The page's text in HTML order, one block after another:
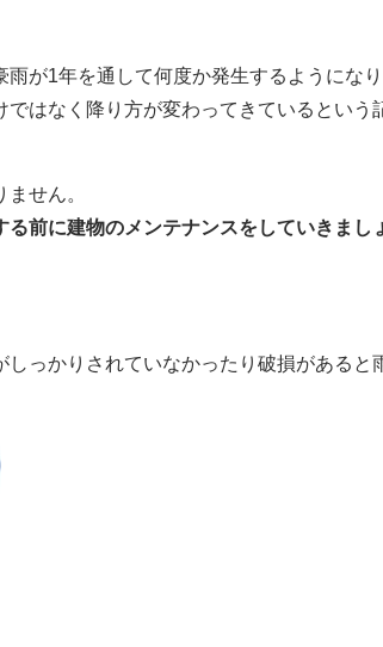
が1年を通して何度か発生するようになり
はなく降り方が変わってきているという
せん。
前に建物のメンテナンスをしていきまし
っかりされていなかったり破損があると